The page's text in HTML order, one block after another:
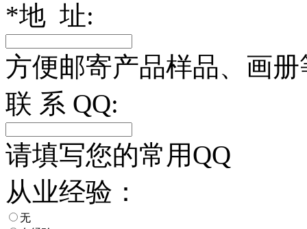
*地 址:
方便邮寄产品样品、画
联 系 QQ:
请填写您的常用QQ
从业经验：
无